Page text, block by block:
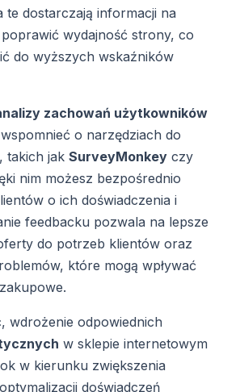
te dostarczają informacji na
wydajność strony, co
do wyższych wskaźników
zachowań użytkowników
o narzędziach do
takich jakSurveyMonkey czy
nim możesz bezpośrednio
o ich doświadczenia i
feedbacku pozwala na lepsze
do potrzeb klientów oraz
które mogą wpływać
wdrożenie odpowiednich
w sklepie internetowym
w kierunku zwiększenia
doświadczeń